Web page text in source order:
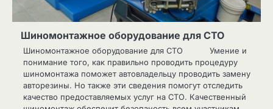
Шиномонтажное оборудование для СТО
Шиномонтажное оборудование для СТО Умение и
понимание того, как правильно проводить процедуру
шиномонтажа поможет автовладельцу проводить замену
авторезины. Но также эти сведения помогут отследить
качество предоставляемых услуг на СТО. Качественный